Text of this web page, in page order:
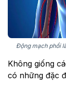
Động mạch phổi
Không giống
có những đặc